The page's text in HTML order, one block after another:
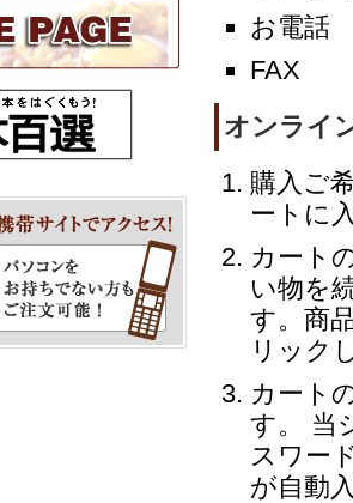
お電話
FAX
オンライ
購入ご
ートに
カート
い物を
す。商
リック
カート
す。 当
スワー
が自動